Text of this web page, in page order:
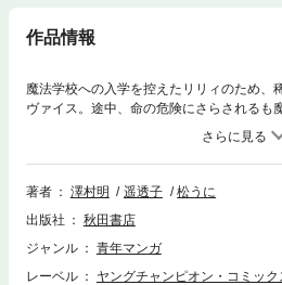
作品情報
魔法学校への入学を控えたリリィのため、
ヴァイス。途中、命の危険にさらされるも
入学式の準備は万全！ だけどジークリン
乗り出る。一方、リリィは立派な魔法使い
って食べたり、ひとりで登下校をしたりと
なリリィが愛おしくも心配でたまらないヴ
著者 澤村明 遥透子
松うに
出版社
秋田書店
ジャンル
青年マンガ
レーベル
ヤングチャンピオン・コミック